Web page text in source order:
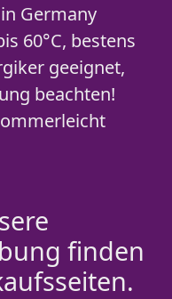
Germany
60°C, bestens
geeignet,
beachten!
finden